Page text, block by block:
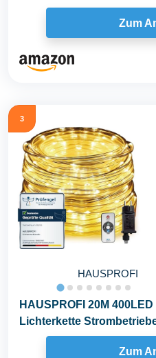
Zum
3
HAUSPROFI
HAUSPROFI 20M
Lichterkette
Wasserdicht...
Zum